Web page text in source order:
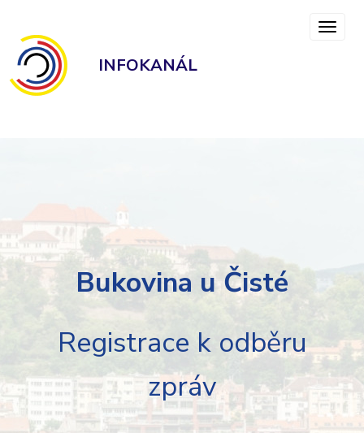
INFOKANÁL
Bukovina u Čisté
Registrace k odběru
zpráv